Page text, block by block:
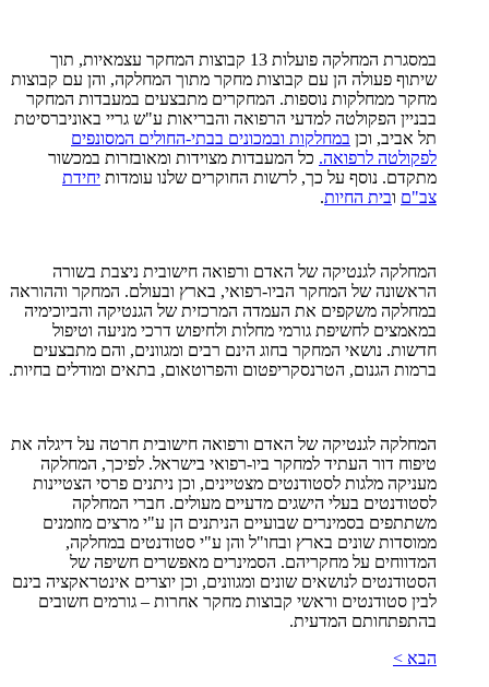
במסגרת המחלקה פועלות 13 קבוצות המחקר עצמאיות, תוך
שיתוף פעולה הן עם קבוצות מחקר מתוך המחלקה, והן עם קבוצות
מחקר ממחלקות נוספות. המחקרים מתבצעים במעבדות המחקר
בבניין הפקולטה למדעי הרפואה והבריאות ע"ש גריי באוניברסיטת
תל אביב, וכן במחלקות ובמכונים בבתי-החולים המסונפים
לפקולטה לרפואה. כל המעבדות מצוידות ומאובזרות במכשור
מתקדם. נוסף על כך, לרשות החוקרים שלנו עומדות יחידת
צב"ם ובית החיות.
המחלקה לגנטיקה של האדם ורפואה חישובית ניצבת בשורה
הראשונה של המחקר הביו-רפואי, בארץ ובעולם. המחקר וההוראה
במחלקה משקפים את העמדה המרכזית של הגנטיקה והביוכימיה
במאמצים לחשיפת גורמי מחלות ולחיפוש דרכי מניעה וטיפול
חדשות. נושאי המחקר בחוג הינם רבים ומגוונים, והם מתבצעים
ברמות הגנום, הטרנסקריפטום והפרוטאום, בתאים ומודלים בחיות.
המחלקה לגנטיקה של האדם ורפואה חישובית חרטה על דיגלה את
טיפוח דור העתיד למחקר ביו-רפואי בישראל. לפיכך, המחלקה
מעניקה מלגות לסטודנטים מצטיינים, וכן ניתנים פרסי הצטיינות
לסטודנטים בעלי הישגים מדעיים מעולים. חברי המחלקה
משתתפים בסמינרים שבועיים הניתנים הן ע"י מרצים מוזמנים
ממוסדות שונים בארץ ובחו"ל והן ע"י סטודנטים במחלקה,
המדווחים על מחקריהם. הסמינרים מאפשרים חשיפה של
הסטודנטים לנושאים שונים ומגוונים, וכן יוצרים אינטראקציה בינם
לבין סטודנטים וראשי קבוצות מחקר אחרות – גורמים חשובים
בהתפתחותם המדעית.
הבא >